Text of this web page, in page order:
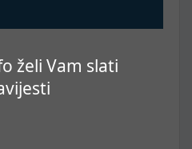
želi Vam slati